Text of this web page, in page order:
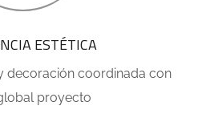
ESTÉTICA
decoración coordinada con
proyecto